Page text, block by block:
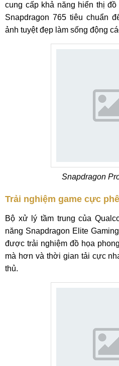
cung cấp khả năng hiển thị
Snapdragon 765 tiêu chuẩn
ảnh tuyệt đẹp làm sống động
Snapdragon
Trải nghiệm game cực
Bộ xử lý tầm trung của
năng Snapdragon Elite
được trải nghiệm đồ họa
mà hơn và thời gian tải cực
thủ.